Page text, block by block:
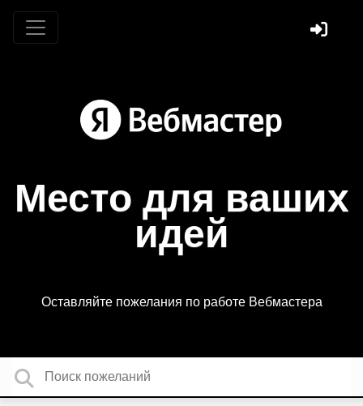
Место для ваших
идей
Оставляйте пожелания по работе Вебмастера